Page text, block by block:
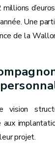
Une
de la
vision
aux
projet.